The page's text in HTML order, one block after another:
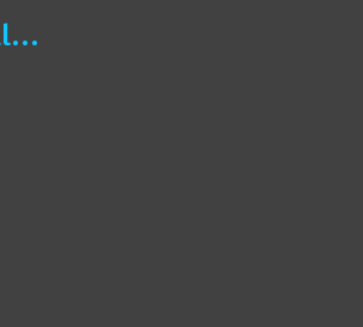
Séjour du CRV à Gilette